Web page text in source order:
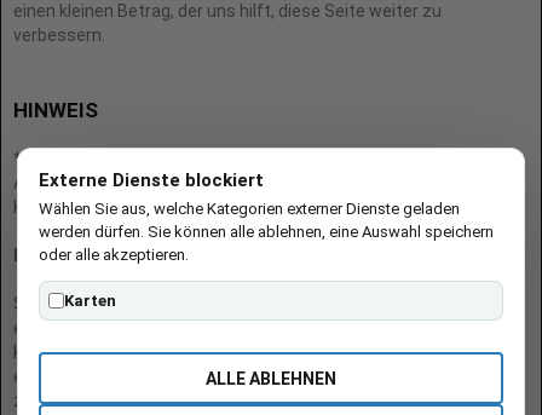
einen kleinen Betrag, der uns hilft, diese Seite weiter zu
verbessern.
HINWEIS
* = Afilliate-Link (=Werbung)
Als Amazon-Partner verdient der Seitenbetreiber an qualifizierten
Käufen.
Hinweis zu Preisen und Verfügbarkeiten
Sofern Produktpreise und Verfügbarkeiten angezeigt werden,
entsprechen diese dem angegebenen Stand (Datum/Uhrzeit) und
können sich auf der verlinkten Seite jederzeit ändern. Für den Kauf
eines Produkts gelten die Angaben zu Preis und Verfügbarkeit, die
zum Kaufzeitpunkt [auf der/den maßgeblichen Amazon-
Externe Dienste blockiert
Wählen Sie aus, welche Kategorien externer Dienste geladen
werden dürfen. Sie können alle ablehnen, eine Auswahl speichern
oder alle akzeptieren.
Karten
ALLE ABLEHNEN